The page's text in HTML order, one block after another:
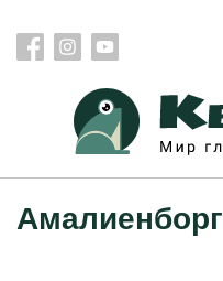
Амалиенборг